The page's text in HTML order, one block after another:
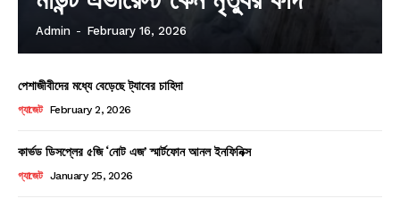
Admin - February 16, 2026
পেশাজীবীদের মধ্যে বেড়েছে ট্যাবের চাহিদা
গ্যাজেট February 2, 2026
কার্ভড ডিসপ্লের ৫জি ‘নোট এজ’ স্মার্টফোন আনল ইনফিনিক্স
গ্যাজেট January 25, 2026